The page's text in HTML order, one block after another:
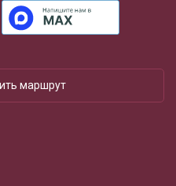
маршрут